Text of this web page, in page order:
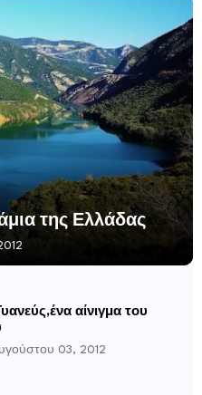
της Ελλάδας
αίνιγμα του
03, 2012